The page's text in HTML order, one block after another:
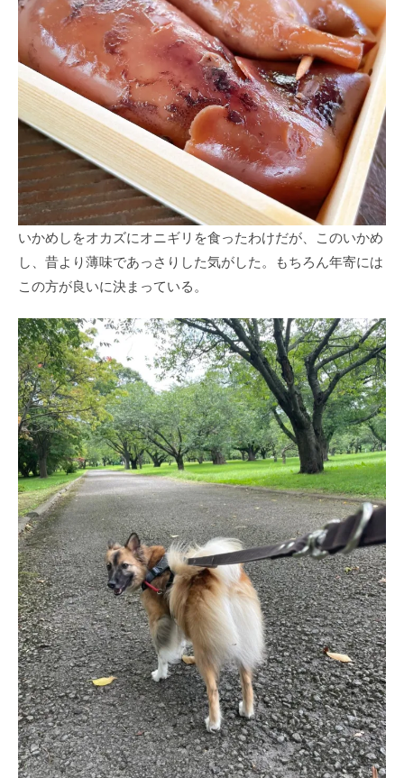
いかめしをオカズにオニギリを食ったわけだが、このいかめ
し、昔より薄味であっさりした気がした。もちろん年寄には
この方が良いに決まっている。